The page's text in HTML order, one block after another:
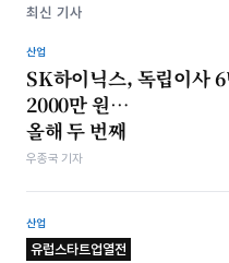
최신 기사
산업
SK하이닉스, 독립이사 6
2000만 원…
올해 두 번째
우종국 기자
산업
유럽스타트업열전